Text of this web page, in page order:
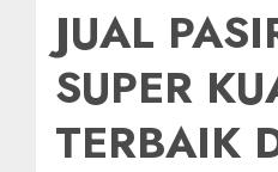
JUAL
SUPER
TERBAIK